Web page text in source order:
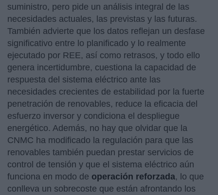
suministro, pero pide un análisis integral de las
necesidades actuales, las previstas y las futuras.
También advierte que los datos reflejan un desfase
significativo entre lo planificado y lo realmente
ejecutado por REE, así como retrasos, y todo ello
genera incertidumbre, cuestiona la capacidad de
respuesta del sistema eléctrico ante las
necesidades crecientes de estabilidad por la fuerte
penetración de renovables, reduce la eficacia del
esfuerzo inversor y condiciona el despliegue
energético. Además, no hay que olvidar que la
CNMC ha modificado la regulación para que las
renovables también puedan prestar servicios de
control de tensión y que el sistema eléctrico aún
funciona en modo de operación reforzada, lo que
conlleva un sobrecoste que están afrontando los